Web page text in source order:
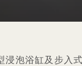
浸泡浴缸及步入